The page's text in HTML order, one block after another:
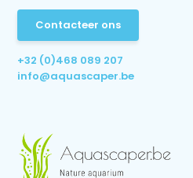
Contacteer ons
+32 (0)468 089 207
info@aquascaper.be